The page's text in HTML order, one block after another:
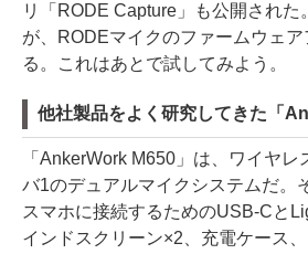
リ「RODE Capture」も公開された
が、RODEマイクのファームウェ
る。これはあとで試してみよう。
他社製品をよく研究してきた「
「AnkerWork M650」は、ワイヤ
バ1のデュアルマイクシステムだ。
スマホに接続するためのUSB-Cと
インドスクリーン×2、充電ケース